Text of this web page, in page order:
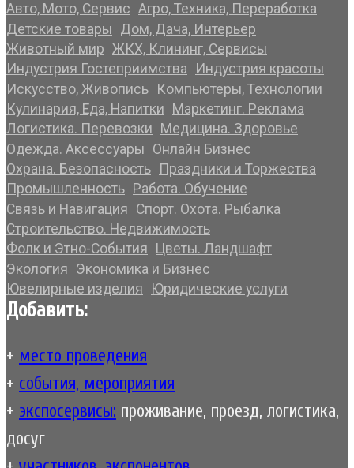
Авто, Мото, Сервис Агро, Техника, Переработка
Детские товары Дом, Дача, Интерьер
Животный мир ЖКХ, Клининг, Сервисы
Индустрия Гостеприимства
Индустрия красоты
Искусство, Живопись Компьютеры, Технологии
Кулинария, Еда, Напитки
Маркетинг. Реклама
Логистика. Перевозки
Медицина. Здоровье
Одежда. Аксессуары Онлайн Бизнес
Охрана. Безопасность
Праздники и Торжества
Промышленность Работа. Обучение
Связь и Навигация Спорт. Охота. Рыбалка
Строительство. Недвижимость
Фолк и Этно-События
Цветы. Ландшафт
Экология Экономика и Бизнес
Ювелирные изделия
Юридические услуги
Добавить:
+ место проведения
+ события, мероприятия
+ экспосервисы: проживание, проезд, логистика,
досуг